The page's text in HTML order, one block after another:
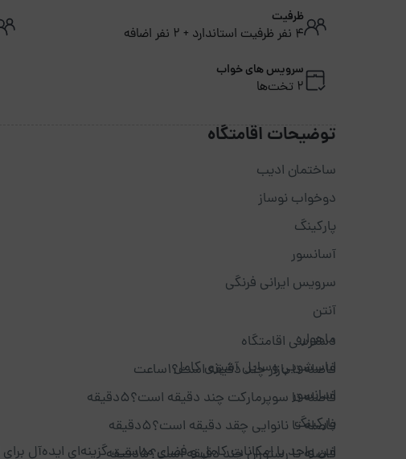
ظرفیت
4 نفر ظرفیت استاندارد + 2 نفر اضافه
سرویس های خواب
2 تخت‌ها
توضیحات اقامتگاه
ساختمان ادیب
دوخواب نوساز
پارکینگ
آسانسور
سرویس ایرانی فرنگی
آنتن
ماهواره
لباسشویی وسایل آشپزی کامل
اسانسور
پارکینگ
این واحد با امکانات کامل و فضای مناسب، گزینه‌ای ایده‌آل برای
دسترسی اقامتگاه
فاصله تا بازار چند دقیقه است؟1ساعت
فاصله تا سوپرمارکت چند دقیقه است؟5دقیقه
فاصله تا نانوایی چقد دقیقه است؟5دقیقه